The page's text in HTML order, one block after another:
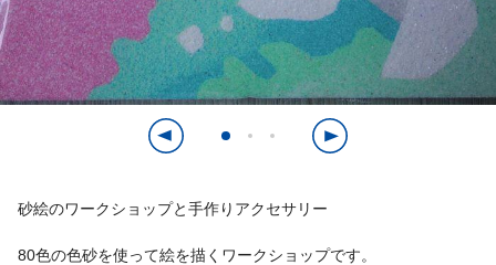
砂絵のワークショップと手作りアクセサリー
80色の色砂を使って絵を描くワークショップです。